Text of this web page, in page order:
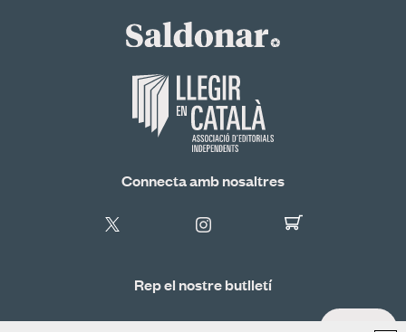
Connecta amb nosaltres
Rep el nostre butlletí